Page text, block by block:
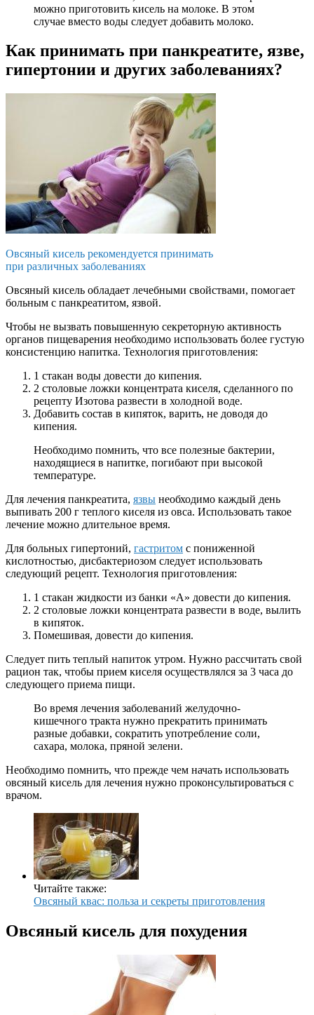
можно приготовить кисель на молоке. В этом
случае вместо воды следует добавить молоко.
Как принимать при панкреатите, язве,
гипертонии и других заболеваниях?
Овсяный кисель рекомендуется принимать
при различных заболеваниях
Овсяный кисель обладает лечебными свойствами, помогает
больным с панкреатитом, язвой.
Чтобы не вызвать повышенную секреторную активность
органов пищеварения необходимо использовать более густую
консистенцию напитка. Технология приготовления:
1 стакан воды довести до кипения.
2 столовые ложки концентрата киселя, сделанного по
рецепту Изотова развести в холодной воде.
Добавить состав в кипяток, варить, не доводя до
кипения.
Необходимо помнить, что все полезные бактерии,
находящиеся в напитке, погибают при высокой
температуре.
Для лечения панкреатита, язвы необходимо каждый день
выпивать 200 г теплого киселя из овса. Использовать такое
лечение можно длительное время.
Для больных гипертоний, гастритом с пониженной
кислотностью, дисбактериозом следует использовать
следующий рецепт. Технология приготовления:
1 стакан жидкости из банки «А» довести до кипения.
2 столовые ложки концентрата развести в воде, вылить
в кипяток.
Помешивая, довести до кипения.
Следует пить теплый напиток утром. Нужно рассчитать свой
рацион так, чтобы прием киселя осуществлялся за 3 часа до
следующего приема пищи.
Во время лечения заболеваний желудочно-
кишечного тракта нужно прекратить принимать
разные добавки, сократить употребление соли,
сахара, молока, пряной зелени.
Необходимо помнить, что прежде чем начать использовать
овсяный кисель для лечения нужно проконсультироваться с
врачом.
Читайте также:
Овсяный квас: польза и секреты приготовления
Овсяный кисель для похудения